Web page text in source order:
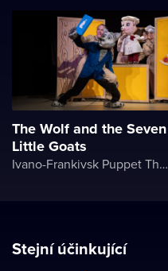
The Wolf and the Seven
Little Goats
Ivano-Frankivsk Puppet Theater
Stejní účinkující